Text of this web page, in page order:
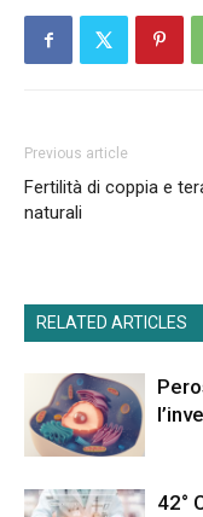
Previous article
Fertilità di coppia e
naturali
RELATED ARTICLES
42°